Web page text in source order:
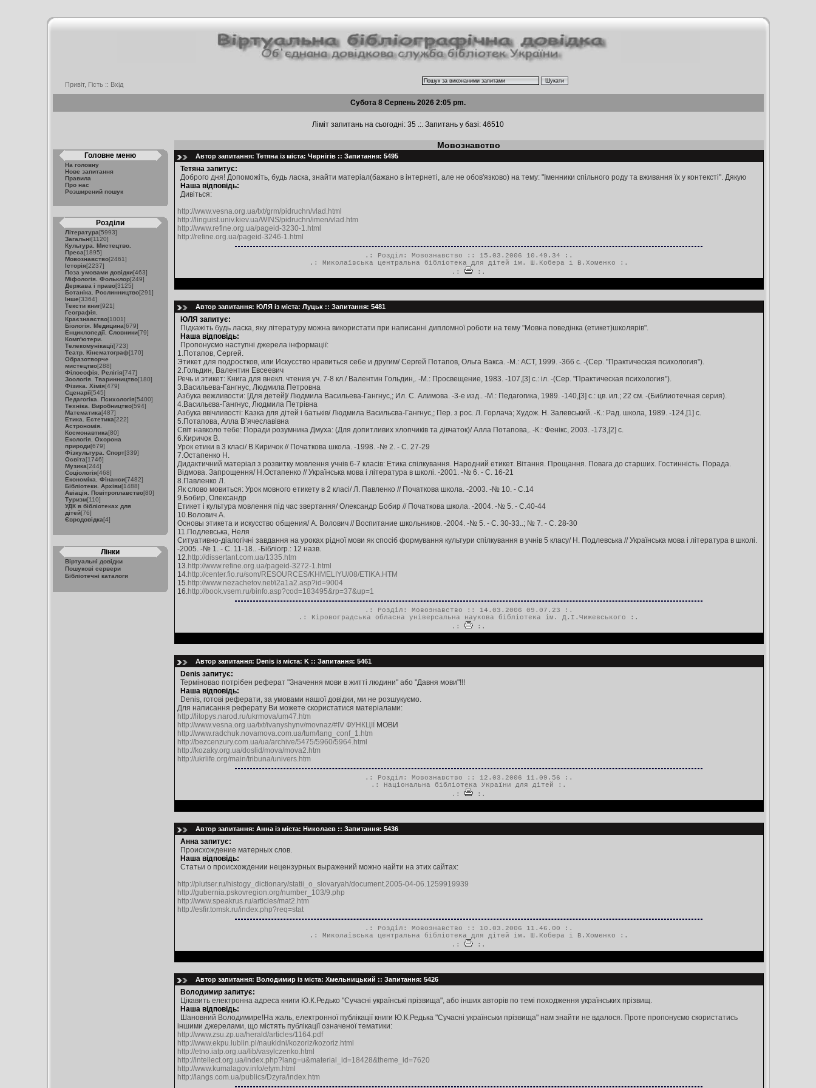
Привіт, Гість :: Вхід
Субота 8 Серпень 2026 2:05 pm.
Ліміт запитань на сьогодні: 35 .:. Запитань у базі: 46510
Головне меню
На головну
Нове запитання
Правила
Про нас
Розширений пошук
Розділи
Література[5993]
Загальні[1120]
Культура. Мистецтво.
Преса[1895]
Мовознавство[2461]
Історія[2237]
Поза умовами довідки[463]
Міфологія. Фольклор[249]
Держава і право[3125]
Ботаніка. Рослинництво[291]
Інше[3364]
Тексти книг[921]
Географія.
Краєзнавство[1001]
Біологія. Медицина[679]
Енциклопедії. Словники[79]
Комп'ютери.
Телекомунікації[723]
Театр. Кінематограф[170]
Образотворче
мистецтво[288]
Філософія. Релігія[747]
Зоологія. Тваринництво[180]
Фізика. Хімія[479]
Сценарії[545]
Педагогіка. Психологія[5400]
Техніка. Виробництво[594]
Математика[487]
Етика. Естетика[222]
Астрономія.
Космонавтика[80]
Екологія. Охорона
природи[679]
Фізкультура. Спорт[339]
Освіта[1746]
Музика[244]
Соціологія[468]
Економіка. Фінанси[7482]
Бібліотеки. Архіви[1488]
Авіація. Повітроплавство[80]
Туризм[110]
УДК в бібліотеках для
дітей[76]
Євродовідка[4]
Лінки
Віртуальні довідки
Пошукові сервери
Бібліотечні каталоги
Мовознавство
Автор запитання: Тетяна із міста: Чернігів :: Запитання: 5495
Тетяна запитує:
Доброго дня! Допоможіть, будь ласка, знайти матеріал(бажано в інтернеті, але не обов'язково) на тему: "Іменники спільного роду та вживання їх у контексті". Дякую
Наша відповідь:
Дивіться:
http://www.vesna.org.ua/txt/grm/pidruchn/vlad.html
http://linguist.univ.kiev.ua/WINS/pidruchn/imen/vlad.htm
http://www.refine.org.ua/pageid-3230-1.html
http://refine.org.ua/pageid-3246-1.html
.: Розділ: Мовознавство :: 15.03.2006 10.49.34 :.
.: Миколаївська центральна бібліотека для дітей ім. Ш.Кобера і В.Хоменко :.
.:
:.
Автор запитання: ЮЛЯ із міста: Луцьк :: Запитання: 5481
ЮЛЯ запитує:
Підкажіть будь ласка, яку літературу можна використати при написанні дипломної роботи на тему "Мовна поведінка (етикет)школярів".
Наша відповідь:
Пропонуємо наступні джерела інформації:
1.Потапов, Сергей.
Этикет для подростков, или Искусство нравиться себе и другим/ Сергей Потапов, Ольга Вакса. -М.: АСТ, 1999. -366 с. -(Сер. "Практическая психология").
2.Гольдин, Валентин Евсеевич
Речь и этикет: Книга для внекл. чтения уч. 7-8 кл./ Валентин Гольдин,. -М.: Просвещение, 1983. -107,[3] с.: іл. -(Сер. "Практическая психология").
3.Васильева-Гангнус, Людмила Петровна
Азбука вежливости: [Для детей]/ Людмила Васильева-Гангнус,; Ил. С. Алимова. -3-е изд.. -М.: Педагогика, 1989. -140,[3] с.: цв. ил.; 22 см. -(Библиотечная серия).
4.Васильєва-Гангнус, Людмила Петрівна
Азбука ввічливості: Казка для дітей і батьків/ Людмила Васильєва-Гангнус,; Пер. з рос. Л. Горлача; Худож. Н. Залевський. -К.: Рад. школа, 1989. -124,[1] с.
5.Потапова, Алла В’ячеславівна
Світ навколо тебе: Поради розумника Дмуха: (Для допитливих хлопчиків та дівчаток)/ Алла Потапова,. -К.: Фенікс, 2003. -173,[2] с.
6.Киричок В.
Урок етики в 3 класі/ В.Киричок // Початкова школа. -1998. -№ 2. - С. 27-29
7.Остапенко Н.
Дидактичний матеріал з розвитку мовлення учнів 6-7 класів: Етика спілкування. Народний етикет. Вітання. Прощання. Повага до старших. Гостинність. Порада.
Відмова. Запрощення/ Н.Остапенко // Українська мова і література в школі. -2001. -№ 6. - С. 16-21
8.Павленко Л.
Як слово мовиться: Урок мовного етикету в 2 класі/ Л. Павленко // Початкова школа. -2003. -№ 10. - С.14
9.Бобир, Олександр
Етикет і культура мовлення під час звертання/ Олександр Бобир // Початкова школа. -2004. -№ 5. - С.40-44
10.Волович А.
Основы этикета и искусство общения/ А. Волович // Воспитание школьников. -2004. -№ 5. - С. 30-33..; № 7. - С. 28-30
11.Подлевська, Неля
Ситуативно-діалогічні завдання на уроках рідної мови як спосіб формування культури спілкування в учнів 5 класу/ Н. Подлевська // Українська мова і література в школі.
-2005. -№ 1. - С. 11-18.. -Бібліогр.: 12 назв.
12.http://dissertant.com.ua/1335.htm
13.http://www.refine.org.ua/pageid-3272-1.html
14.http://center.fio.ru/som/RESOURCES/KHMELIYU/08/ETIKA.HTM
15.http://www.nezachetov.net/i2a1a2.asp?id=9004
16.http://book.vsem.ru/binfo.asp?cod=183495&rp=37&up=1
.: Розділ: Мовознавство :: 14.03.2006 09.07.23 :.
.: Кіровоградська обласна універсальна наукова бібліотека ім. Д.І.Чижевського :.
.:
:.
Автор запитання: Denis із міста: K :: Запитання: 5461
Denis запитує:
Терміновао потрібен реферат "Значення мови в житті людини" або "Давня мови"!!!
Наша відповідь:
Denis, готові реферати, за умовами нашої довідки, ми не розшукуємо.
Для написання реферату Ви можете скористатися матеріалами:
http://litopys.narod.ru/ukrmova/um47.htm
http://www.vesna.org.ua/txt/ivanyshynv/movnaz/#IV ФУНКЦІЇ
МОВИ
http://www.radchuk.novamova.com.ua/tum/lang_conf_1.htm
http://bezcenzury.com.ua/ua/archive/5475/5960/5964.html
http://kozaky.org.ua/doslid/mova/mova2.htm
http://ukrlife.org/main/tribuna/univers.htm
.: Розділ: Мовознавство :: 12.03.2006 11.09.56 :.
.: Національна бібліотека України для дітей :.
.:
:.
Автор запитання: Анна із міста: Николаев :: Запитання: 5436
Анна запитує:
Происхождение матерных слов.
Наша відповідь:
Статьи о происхождении нецензурных выражений можно найти на этих сайтах:
http://plutser.ru/histogy_dictionary/statii_o_slovaryah/document.2005-04-06.1259919939
http://gubernia.pskovregion.org/number_103/9.php
http://www.speakrus.ru/articles/mat2.htm
http://esfir.tomsk.ru/index.php?req=stat
.: Розділ: Мовознавство :: 10.03.2006 11.46.00 :.
.: Миколаївська центральна бібліотека для дітей ім. Ш.Кобера і В.Хоменко :.
.:
:.
Автор запитання: Володимир із міста: Хмельницький :: Запитання: 5426
Володимир запитує:
Цікавить електронна адреса книги Ю.К.Редько "Сучасні українські прізвища", або інших авторів по темі походження українських прізвищ.
Наша відповідь:
Шановний Володимире!На жаль, електронної публікації книги Ю.К.Редька "Сучасні українськи прізвища" нам знайти не вдалося. Проте пропонуємо скористатись
іншими джерелами, що містять публікації означеної тематики:
http://www.zsu.zp.ua/herald/articles/1164.pdf
http://www.ekpu.lublin.pl/naukidni/kozoriz/kozoriz.html
http://etno.iatp.org.ua/lib/vasylczenko.html
http://intellect.org.ua/index.php?lang=u&material_id=18428&theme_id=7620
http://www.kumalagov.info/etym.html
http://langs.com.ua/publics/Dzyra/index.htm